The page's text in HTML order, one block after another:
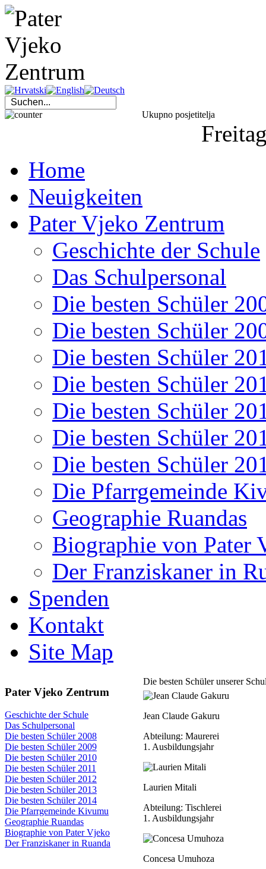
Ukupno posjetitelja
Home
Neuigkeiten
Pater Vjeko Zentrum
Geschichte der Schule
Das Schulpersonal
Die besten Schüler
Die besten Schüler
Die besten Schüler
Die besten Schüler
Die besten Schüler
Die besten Schüler
Die besten Schüler
Die Pfarrgemeinde
Geographie Ruandas
Biographie von Pater
Der Franziskaner in
Spenden
Kontakt
Site Map
Pater Vjeko Zentrum
Geschichte der Schule
Das Schulpersonal
Die besten Schüler 2008
Die besten Schüler 2009
Die besten Schüler 2010
Die besten Schüler 2011
Die besten Schüler 2012
Die besten Schüler 2013
Die besten Schüler 2014
Die Pfarrgemeinde Kivumu
Geographie Ruandas
Biographie von Pater Vjeko
Der Franziskaner in Ruanda
Die besten Schüler unserer
Jean Claude Gakuru
Abteilung: Maurerei
1. Ausbildungsjahr
Laurien Mitali
Abteilung: Tischlerei
1. Ausbildungsjahr
Concesa Umuhoza